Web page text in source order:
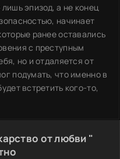
эпизод, а не конец
начинает
ранее оставались
с преступным
но и отдаляется от
подумать, что именно в
встретить кого-то,
от любви "